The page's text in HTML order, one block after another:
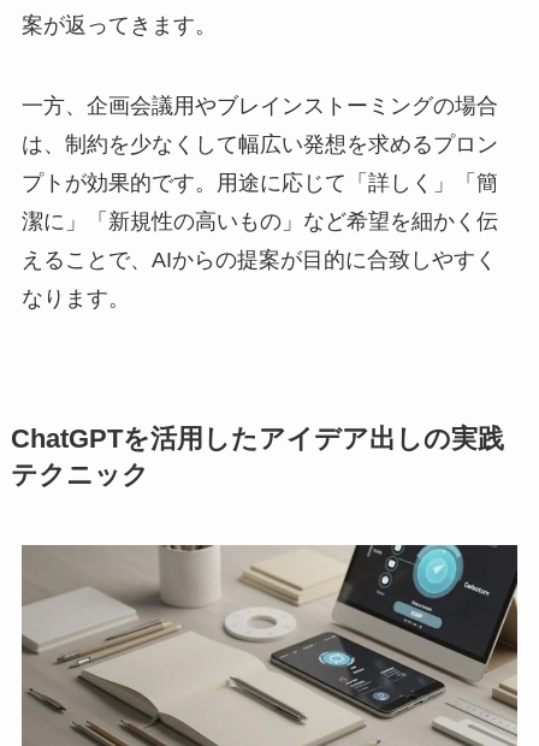
案が返ってきます。
一方、企画会議用やブレインストーミングの場合
は、制約を少なくして幅広い発想を求めるプロン
プトが効果的です。用途に応じて「詳しく」「簡
潔に」「新規性の高いもの」など希望を細かく伝
えることで、AIからの提案が目的に合致しやすく
なります。
ChatGPTを活用したアイデア出しの実践
テクニック